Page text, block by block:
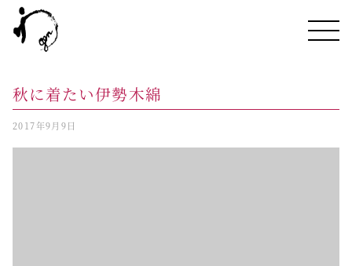
秋に着たい伊勢木綿
2017年9月9日